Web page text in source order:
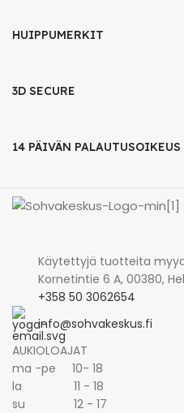
HUIPPUMERKIT
3D SECURE
14 PÄIVÄN PALAUTUSOIKEUS
Käytettyjä tuotteita
Kornetintie 6 A, 00380,
+358 50 3062654
info@sohvakeskus.fi
AUKIOLOAJAT
ma -pe 10- 18
la 11 - 18
su 12 - 17